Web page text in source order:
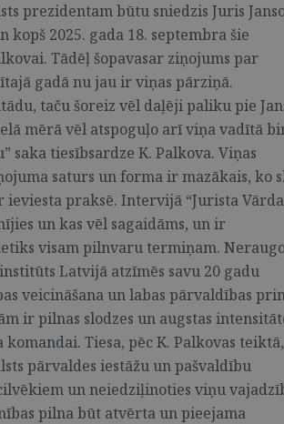
prezidentam būtu sniedzis Juris
2025. gada 18. septembra šie
Tādēļ šopavasar ziņojums par
gadā nu jau ir viņas pārziņā.
taču šoreiz vēl daļēji paliku pie
mērā vēl atspoguļo arī viņa vadītā
saka tiesībsardze K. Palkova. Viņas
saturs un forma ir mazākais, ko
praksē. Intervijā “Jurista
un kas vēl sagaidāms, un ir
visam pilnvaru termiņam.
Latvijā atzīmēs savu 20 gadu
veicināšana un labas pārvaldības
ir pilnas slodzes un augstas
Tiesa, pēc K. Palkovas teiktā,
pārvaldes iestāžu un pašvaldību
un neiedziļinoties viņu
pilna būt atvērta un pieejama